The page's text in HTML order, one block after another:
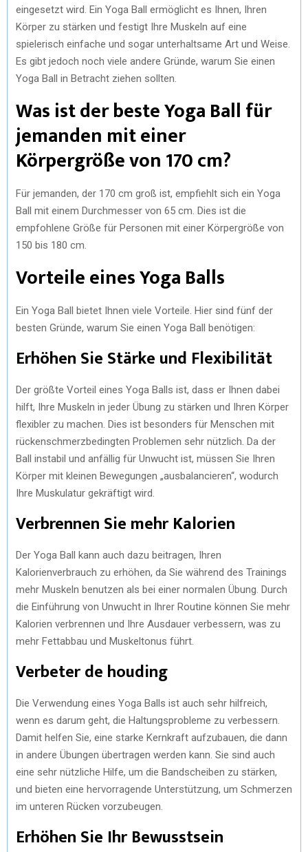
eingesetzt wird. Ein Yoga Ball ermöglicht es Ihnen, Ihren
Körper zu stärken und festigt Ihre Muskeln auf eine
spielerisch einfache und sogar unterhaltsame Art und Weise.
Es gibt jedoch noch viele andere Gründe, warum Sie einen
Yoga Ball in Betracht ziehen sollten.
Was ist der beste Yoga Ball für
jemanden mit einer
Körpergröße von 170 cm?
Für jemanden, der 170 cm groß ist, empfiehlt sich ein Yoga
Ball mit einem Durchmesser von 65 cm. Dies ist die
empfohlene Größe für Personen mit einer Körpergröße von
150 bis 180 cm.
Vorteile eines Yoga Balls
Ein Yoga Ball bietet Ihnen viele Vorteile. Hier sind fünf der
besten Gründe, warum Sie einen Yoga Ball benötigen:
Erhöhen Sie Stärke und Flexibilität
Der größte Vorteil eines Yoga Balls ist, dass er Ihnen dabei
hilft, Ihre Muskeln in jeder Übung zu stärken und Ihren Körper
flexibler zu machen. Dies ist besonders für Menschen mit
rückenschmerzbedingten Problemen sehr nützlich. Da der
Ball instabil und anfällig für Unwucht ist, müssen Sie Ihren
Körper mit kleinen Bewegungen „ausbalancieren“, wodurch
Ihre Muskulatur gekräftigt wird.
Verbrennen Sie mehr Kalorien
Der Yoga Ball kann auch dazu beitragen, Ihren
Kalorienverbrauch zu erhöhen, da Sie während des Trainings
mehr Muskeln benutzen als bei einer normalen Übung. Durch
die Einführung von Unwucht in Ihrer Routine können Sie mehr
Kalorien verbrennen und Ihre Ausdauer verbessern, was zu
mehr Fettabbau und Muskeltonus führt.
Verbeter de houding
Die Verwendung eines Yoga Balls ist auch sehr hilfreich,
wenn es darum geht, die Haltungsprobleme zu verbessern.
Damit helfen Sie, eine starke Kernkraft aufzubauen, die dann
in andere Übungen übertragen werden kann. Sie sind auch
eine sehr nützliche Hilfe, um die Bandscheiben zu stärken,
und bieten eine hervorragende Unterstützung, um Schmerzen
im unteren Rücken vorzubeugen.
Erhöhen Sie Ihr Bewusstsein